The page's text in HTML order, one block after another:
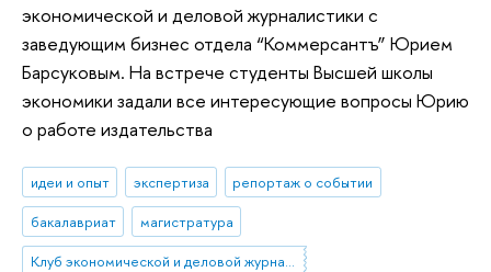
экономической и деловой журналистики с
заведующим бизнес отдела “Коммерсантъ” Юрием
Барсуковым. На встрече студенты Высшей школы
экономики задали все интересующие вопросы Юрию
о работе издательства
идеи и опыт экспертиза
репортаж о событии
бакалавриат
магистратура
Клуб экономической и деловой журналистики